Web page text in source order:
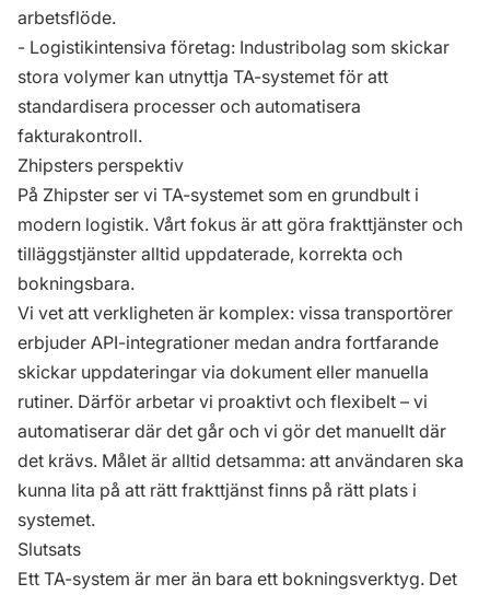
arbetsflöde.
- Logistikintensiva företag: Industribolag som skickar
stora volymer kan utnyttja TA-systemet för att
standardisera processer och automatisera
fakturakontroll.
Zhipsters perspektiv
På Zhipster ser vi TA-systemet som en grundbult i
modern logistik. Vårt fokus är att göra frakttjänster och
tilläggstjänster alltid uppdaterade, korrekta och
bokningsbara.
Vi vet att verkligheten är komplex: vissa transportörer
erbjuder API-integrationer medan andra fortfarande
skickar uppdateringar via dokument eller manuella
rutiner. Därför arbetar vi proaktivt och flexibelt – vi
automatiserar där det går och vi gör det manuellt där
det krävs. Målet är alltid detsamma: att användaren ska
kunna lita på att rätt frakttjänst finns på rätt plats i
systemet.
Slutsats
Ett TA-system är mer än bara ett bokningsverktyg. Det